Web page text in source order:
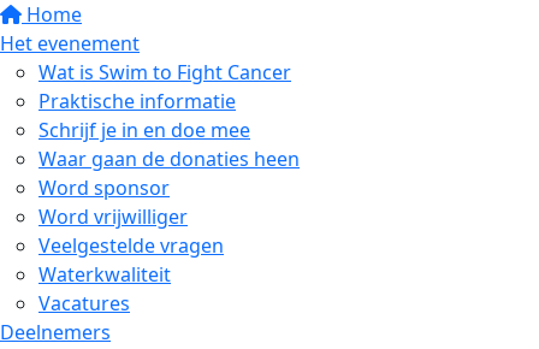
Home
Het evenement
Wat is Swim to Fight Cancer
Praktische informatie
Schrijf je in en doe mee
Waar gaan de donaties heen
Word sponsor
Word vrijwilliger
Veelgestelde vragen
Waterkwaliteit
Vacatures
Deelnemers